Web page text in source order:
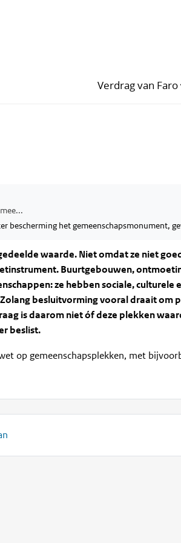
Verdrag van Faro
bescherming het gemeenschapsmonument,
waarde. Niet omdat ze niet
Buurtgebouwen,
ze hebben sociale, culturele
Zolang besluitvorming vooral draait om
is daarom niet óf deze plekken
beslist.
op gemeenschapsplekken, met